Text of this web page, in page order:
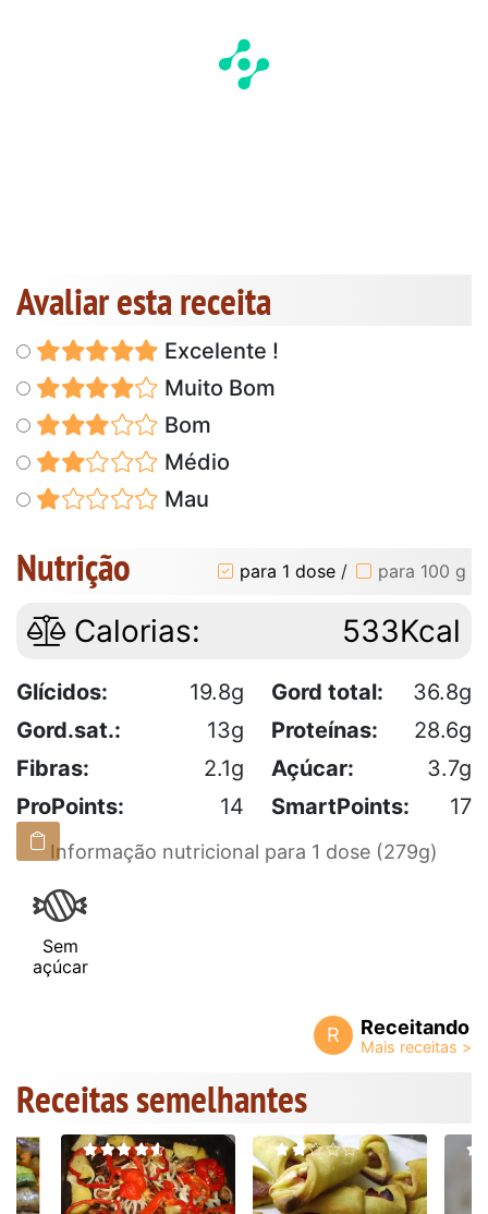
Avaliar esta receita
Excelente !
Muito Bom
Bom
Médio
Mau
Nutrição para 1 dose / para 100 g
Calorias: 533Kcal
Glícidos: 19.8g Gord total:
36.8g
Gord.sat.:
13g Proteínas:
28.6g
Fibras:
2.1g Açúcar:
3.7g
ProPoints:
14 SmartPoints: 17
Informação nutricional para 1 dose (279g)
Sem
açúcar
R Receitando
Receitas semelhantes